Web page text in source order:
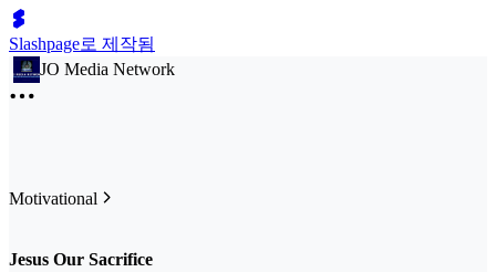
Slashpage로 제작됨
JO Media Network
Motivational
Jesus Our Sacrifice